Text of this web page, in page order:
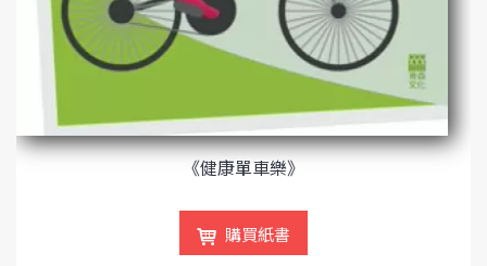
《健康單車樂》
購買紙書